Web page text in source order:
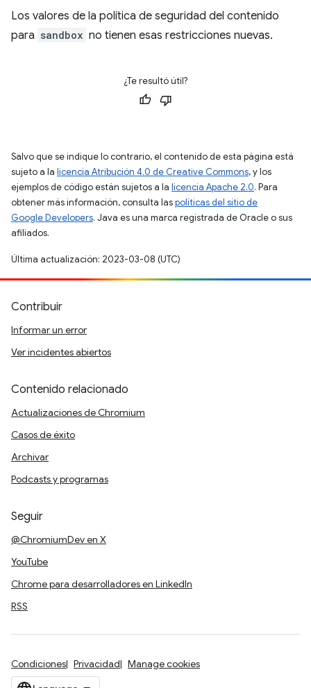
Los valores de la política de seguridad del contenido
para sandbox no tienen esas restricciones nuevas.
¿Te resultó útil?
Salvo que se indique lo contrario, el contenido de esta página está
sujeto a la licencia Atribución 4.0 de Creative Commons, y los
ejemplos de código están sujetos a la licencia Apache 2.0. Para
obtener más información, consulta laspolíticas del sitio de
Google Developers. Java es una marca registrada de Oracle o sus
afiliados.
Última actualización: 2023-03-08 (UTC)
Contribuir
Informar un error
Ver incidentes abiertos
Contenido relacionado
Actualizaciones de Chromium
Casos de éxito
Archivar
Podcasts y programas
Seguir
@ChromiumDev en X
YouTube
Chrome para desarrolladores en LinkedIn
RSS
Condiciones Privacidad Manage cookies